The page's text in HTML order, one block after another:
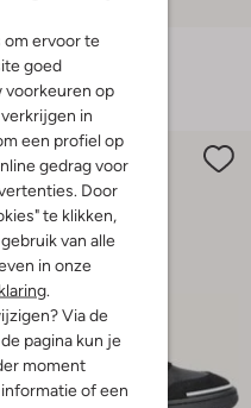
om ervoor te
goed
op
in
een profiel op
gedrag voor
Door
te klikken,
van alle
in onze
Via de
pagina kun je
moment
of een
Develab
Hoge sneakers
€ 99,95 € 79,99